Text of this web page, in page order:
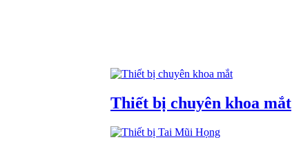
Thiết bị chuyên khoa mắt